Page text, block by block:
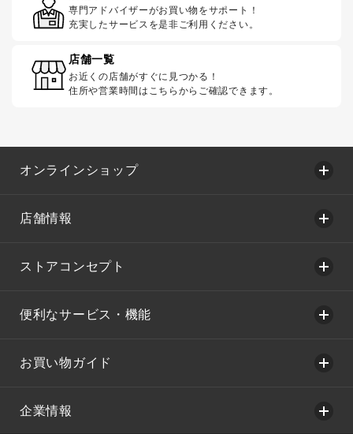
専門アドバイザーがお買い物をサポート！
充実したサービスを是非ご利用ください。
店舗一覧
お近くの店舗がすぐに見つかる！
住所や営業時間はこちらからご確認できます。
オンラインショップ
店舗情報
ストアコンセプト
便利なサービス・機能
お買い物ガイド
企業情報